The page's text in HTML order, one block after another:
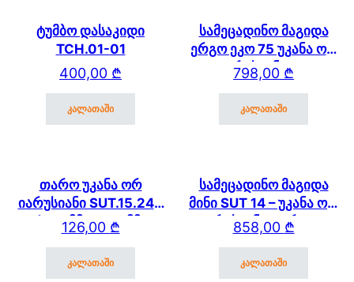
ტუმბო დასაკიდი
TCH.01-01
400,00 ₾
კალათაში
სამეცადინო მაგიდა
ერგო ეკო 75 უკანა ორ
იარუსიანი და
გვერდითა თაროთი
798,00 ₾
კალათაში
თარო უკანა ორ
იარუსიანი SUT.15.240
(600მმ * 250 მმ)
SUT.13/15/17
126,00 ₾
კალათაში
სამეცადინო მაგიდა
მინი SUT 14 – უკანა ორ
იარუსიანი თაროთი
858,00 ₾
კალათაში